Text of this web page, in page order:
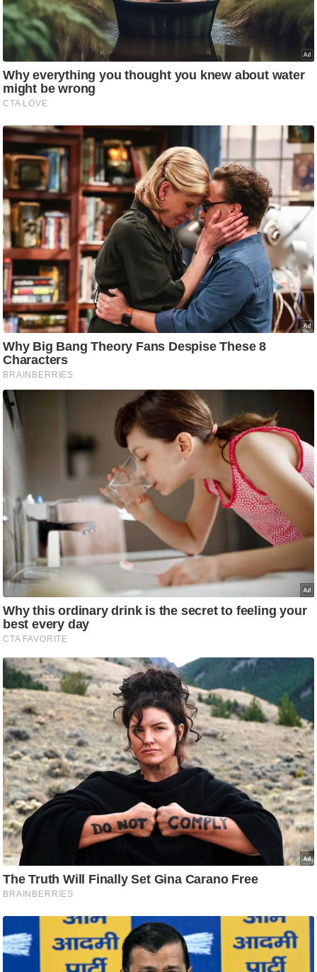
/
फै
श
न
घ
रे
लू
नु
स्खे
प
र्य
ट
स्थ
ल
फि
ट
ने
स
मं
त्रा
रि
ले
प
रा
ज
नी
ति
वि
श्ले
ष
ण
स
म
सा
म
यि
क
मा
तृ
भू
मि
स्तं
भ
ए
म
.